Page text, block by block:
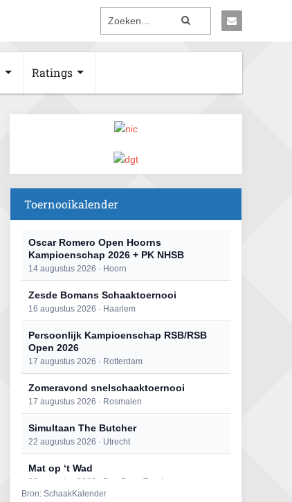
Ratings
Toernooikalender
Oscar Romero Open Hoorns
Kampioenschap 2026 + PK NHSB
14 augustus 2026 · Hoorn
Zesde Bomans Schaaktoernooi
16 augustus 2026 · Haarlem
Persoonlijk Kampioenschap RSB/RSB
Open 2026
17 augustus 2026 · Rotterdam
Zomeravond snelschaaktoernooi
17 augustus 2026 · Rosmalen
Simultaan The Butcher
22 augustus 2026 · Utrecht
Mat op ‘t Wad
22 augustus 2026 · Den Burg, Texel
Bron: SchaakKalender